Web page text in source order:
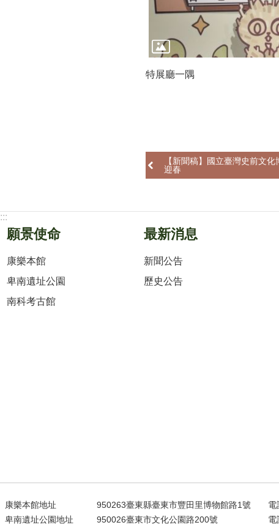
特展廳一隅
【新聞稿】國立臺灣史前文
迎春
:::
願景使命
康樂本館
卑南遺址公園
南科考古館
最新消息
新聞公告
歷史公告
康樂本館地址 950263臺東縣臺東市豐田里博物館路1號 電
卑南遺址公園地址
950026臺東市文化公園路200號 電